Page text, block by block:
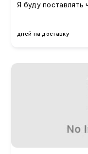
Я буду поставлять
дней на доставку